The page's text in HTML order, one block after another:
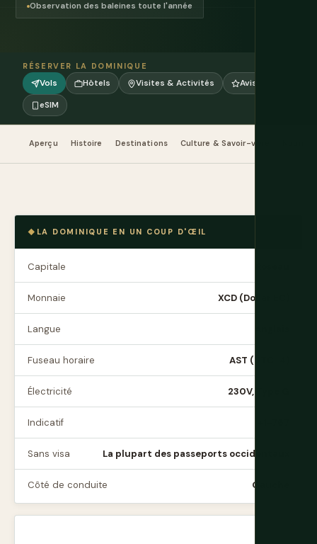
Observation des baleines toute l'année
RÉSERVER LA DOMINIQUE
Vols Hôtels Visites & Activités
Avis
eSIM
Aperçu Histoire Destinations Culture & Savoir-vivre
LA DOMINIQUE EN UN COUP D'ŒIL
Capitale
Monnaie XCD (Dollar EC)
Langue
Fuseau horaire AST (UTC-4)
Électricité 230V, Type G
Indicatif
Sans visa La plupart des passeports occidentaux
Côté de conduite Gauche